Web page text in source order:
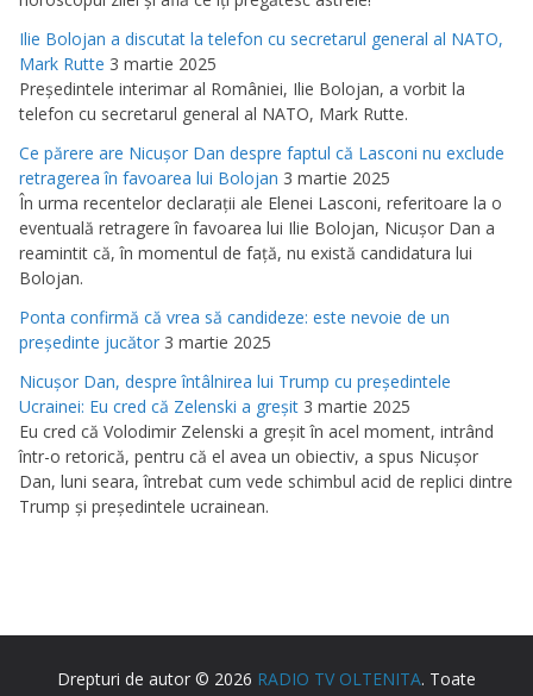
Ilie Bolojan a discutat la telefon cu secretarul general al NATO,
Mark Rutte 3 martie 2025
Preşedintele interimar al României, Ilie Bolojan, a vorbit la
telefon cu secretarul general al NATO, Mark Rutte.
Ce părere are Nicuşor Dan despre faptul că Lasconi nu exclude
retragerea în favoarea lui Bolojan 3 martie 2025
În urma recentelor declaraţii ale Elenei Lasconi, referitoare la o
eventuală retragere în favoarea lui Ilie Bolojan, Nicuşor Dan a
reamintit că, în momentul de faţă, nu există candidatura lui
Bolojan.
Ponta confirmă că vrea să candideze: este nevoie de un
preşedinte jucător 3 martie 2025
Nicuşor Dan, despre întâlnirea lui Trump cu preşedintele
Ucrainei: Eu cred că Zelenski a greşit 3 martie 2025
Eu cred că Volodimir Zelenski a greşit în acel moment, intrând
într-o retorică, pentru că el avea un obiectiv, a spus Nicuşor
Dan, luni seara, întrebat cum vede schimbul acid de replici dintre
Trump şi preşedintele ucrainean.
Drepturi de autor © 2026 RADIO TV OLTENITA. Toate